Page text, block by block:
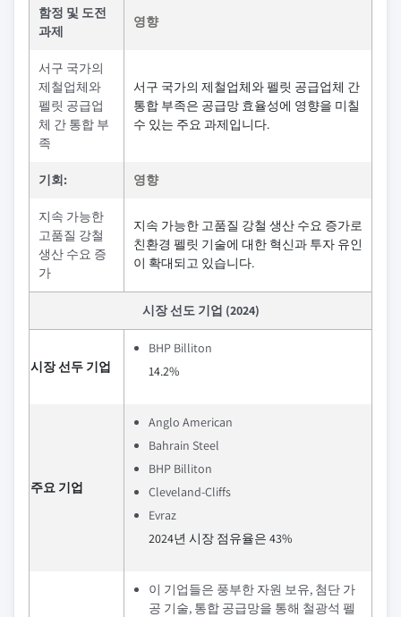
함정 및 도전
과제
영향
서구 국가의
제철업체와
펠릿 공급업
체 간 통합 부
족
서구 국가의 제철업체와 펠릿 공급업체 간
통합 부족은 공급망 효율성에 영향을 미칠
수 있는 주요 과제입니다.
기회: 영향
지속 가능한
고품질 강철
생산 수요 증
가
지속 가능한 고품질 강철 생산 수요 증가로
친환경 펠릿 기술에 대한 혁신과 투자 유인
이 확대되고 있습니다.
시장 선도 기업 (2024)
시장 선두 기업
BHP Billiton
14.2%
주요 기업
Anglo American
Bahrain Steel
BHP Billiton
Cleveland-Cliffs
Evraz
2024년 시장 점유율은 43%
이 기업들은 풍부한 자원 보유, 첨단 가
공 기술, 통합 공급망을 통해 철광석 펠